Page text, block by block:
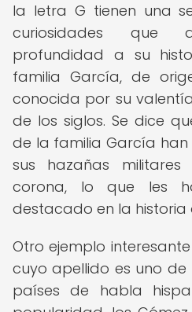
la letra G tienen una
curiosidades que
profundidad a su
familia García, de
conocida por su
de los siglos. Se dice
de la familia García
sus hazañas
corona, lo que les
destacado en la historia
Otro ejemplo
cuyo apellido es uno de
países de habla